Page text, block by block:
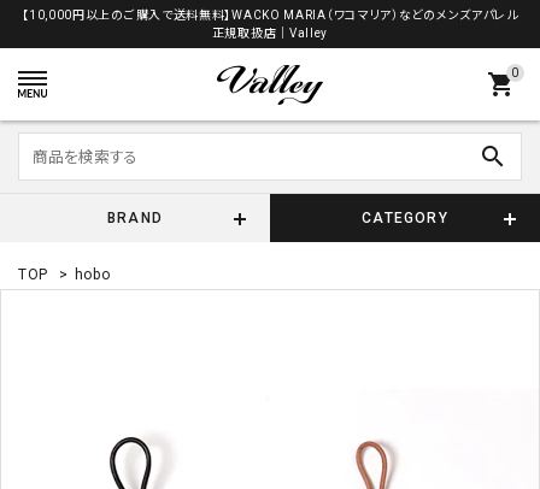
【10,000円以上のご購入で送料無料】WACKO MARIA（ワコマリア）などのメンズアパレル
正規取扱店│Valley
0
shopping_cart
search
BRAND CATEGORY
TOP > hobo